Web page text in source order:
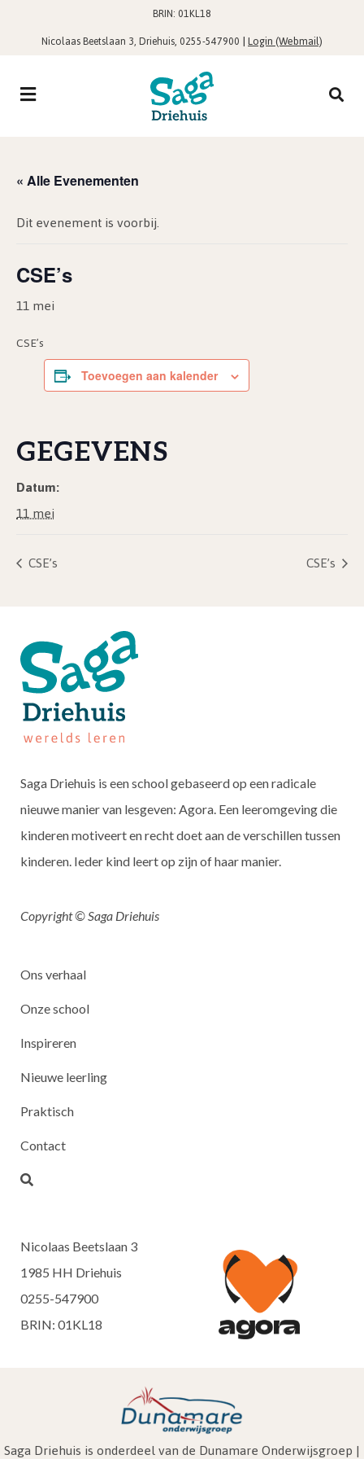
BRIN: 01KL18
Nicolaas Beetslaan 3, Driehuis, 0255-547900 |Login (Webmail)
« Alle Evenementen
Dit evenement is voorbij.
CSE’s
11 mei
CSE’s
Toevoegen aan kalender
GEGEVENS
Datum:
11 mei
CSE’s
CSE’s
Saga Driehuis is een school gebaseerd op een radicale
nieuwe manier van lesgeven: Agora. Een leeromgeving die
kinderen motiveert en recht doet aan de verschillen tussen
kinderen. Ieder kind leert op zijn of haar manier.
Copyright © Saga Driehuis
Ons verhaal
Onze school
Inspireren
Nieuwe leerling
Praktisch
Contact
Nicolaas Beetslaan 3
1985 HH Driehuis
0255-547900
BRIN: 01KL18
Saga Driehuis is onderdeel van de Dunamare Onderwijsgroep |